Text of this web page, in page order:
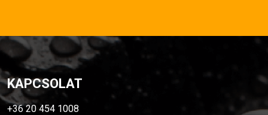
KAPCSOLAT
+36 20 454 1008